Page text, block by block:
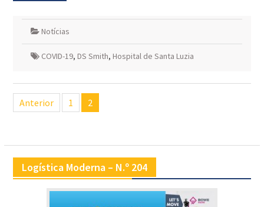
Notícias
COVID-19, DS Smith, Hospital de Santa Luzia
Navegação
deAnterior 1 2
Logística Moderna – N.º 204